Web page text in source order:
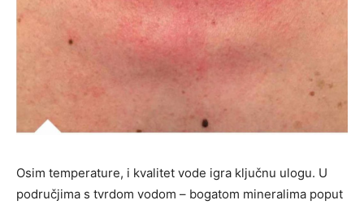
Osim temperature, i kvalitet vode igra ključnu ulogu. U
područjima s tvrdom vodom – bogatom mineralima poput